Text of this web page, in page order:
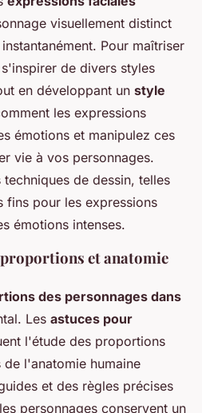
visuellement distinct
Pour maîtriser
de divers styles
en développant un style
les expressions
émotions et manipulez ces
vie à vos personnages.
de dessin, telles
fins pour les expressions
émotions intenses.
et anatomie
des personnages dans
Les astuces pour
l'étude des proportions
l'anatomie humaine
et des règles précises
personnages conservent un